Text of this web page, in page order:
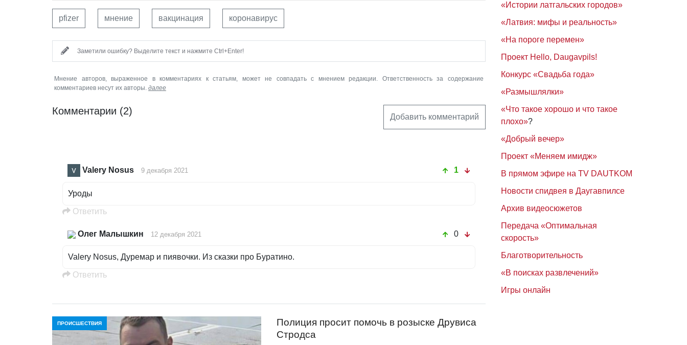
pfizer мнение вакцинация коронавирус
Заметили ошибку? Выделите текст и нажмите Ctrl+Enter!
Мнение авторов, выраженное в комментариях к статьям, может не совпадать с мнением редакции. Ответственность за содержание
комментариев несут их авторы. далее
Комментарии (2)
Добавить комментарий
Valery Nosus 9 декабря 2021 1
Уроды
Oтветить
Олег Малышкин 12 декабря 2021 0
Valery Nosus, Дуремар и пиявочки. Из сказки про Буратино.
Oтветить
ПРОИСШЕСТВИЯ
Полиция просит помочь в розыске Друвиса
Стродса
«Истории латгальских городов»
«Латвия: мифы и реальность»
«На пороге перемен»
Проект Hello, Daugavpils!
Конкурс «Свадьба года»
«Размышлялки»
«Что такое хорошо и что такое
плохо»?
«Добрый вечер»
Проект «Меняем имидж»
В прямом эфире на TV DAUTKOM
Новости спидвея в Даугавпилсе
Архив видеосюжетов
Передача «Оптимальная
скорость»
Благотворительность
«В поисках развлечений»
Игры онлайн